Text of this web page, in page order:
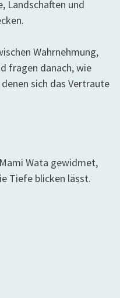
Landschaften und
Wahrnehmung,
fragen danach, wie
sich das Vertraute
Wata gewidmet,
Tiefe blicken lässt.